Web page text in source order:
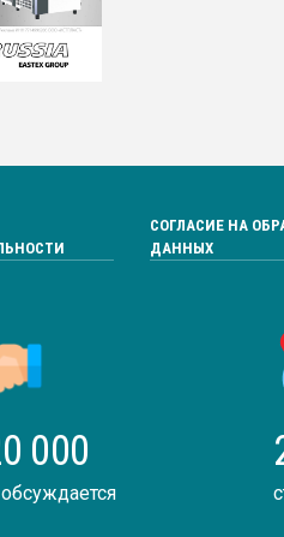
СОГЛАСИЕ НА
ДАННЫХ
000